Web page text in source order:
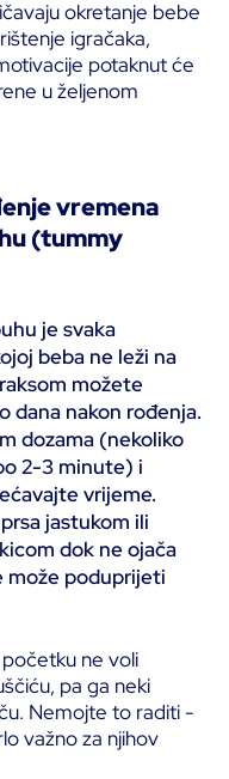
okretanje bebe
igračaka,
potaknut će
u željenom
vremena
(tummy
je svaka
beba ne leži na
možete
dana nakon rođenja.
dozama (nekoliko
2-3 minute) i
vrijeme.
jastukom ili
dok ne ojača
može poduprijeti
ne voli
pa ga neki
Nemojte to raditi -
važno za njihov